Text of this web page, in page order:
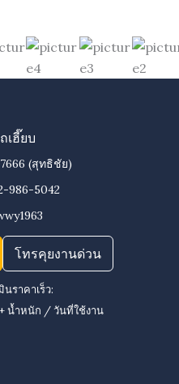
เฮี๊ยบ
(สุทธิชัย)
986-5042
โทรคุยงานด่วน
นราคาเร็ว:
น้ำหนัก / วันที่ใช้งาน